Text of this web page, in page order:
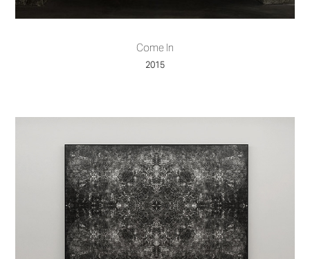
Come In
2015